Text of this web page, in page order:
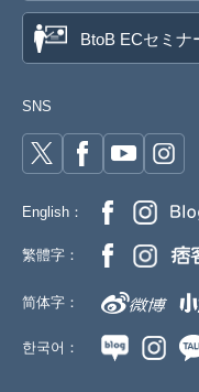
BtoB ECセミナ
SNS
English：
繁體字：
简体字：
한국어：